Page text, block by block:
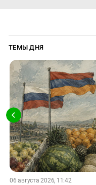
ТЕМЫ ДНЯ
06 августа 2026, 11:42